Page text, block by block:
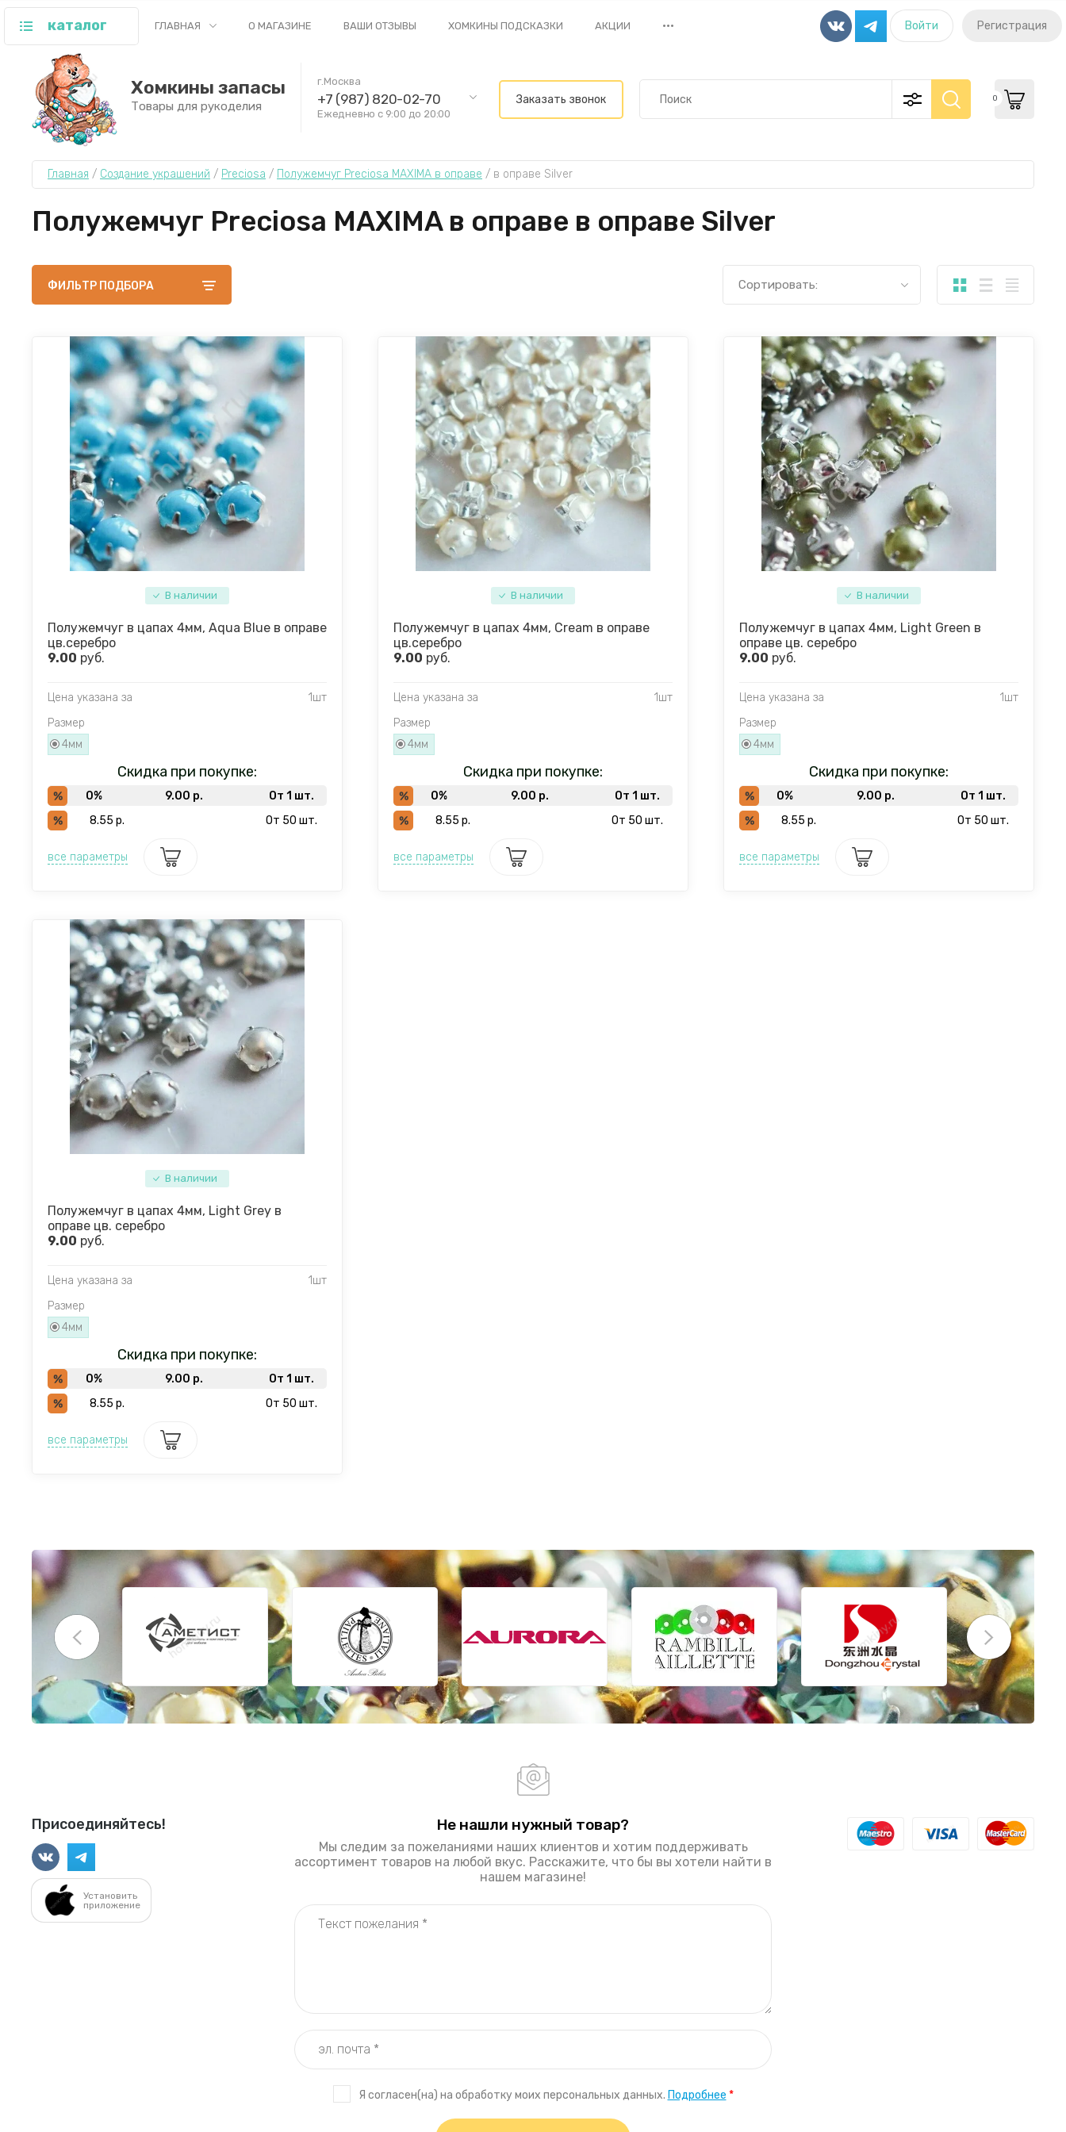
каталог ГЛАВНАЯ О МАГАЗИНЕ ВАШИ ОТЗЫВЫ ХОМКИНЫ ПОДСКАЗКИ АКЦИИ ••• Войти Регистрация
Хомкины запасы
Товары для рукоделия
г.Москва
+7 (987) 820-02-70
Ежедневно с 9:00 до 20:00
Заказать звонок 0
Главная / Создание украшений / Preciosa / Полужемчуг Preciosa MAXIMA в оправе / в оправе Silver
Полужемчуг Preciosa MAXIMA в оправе в оправе Silver
ФИЛЬТР ПОДБОРА Сортировать:
В наличии
Полужемчуг в цапах 4мм, Aqua Blue в оправе
цв.серебро
9.00 руб.
Цена указана за
1шт
Размер
4мм
Скидка при покупке:
0% 9.00 р.
От 1 шт.
8.55 р. От 50 шт.
все параметры
В наличии
Полужемчуг в цапах 4мм, Cream в оправе
цв.серебро
9.00 руб.
Цена указана за
1шт
Размер
4мм
Скидка при покупке:
0% 9.00 р.
От 1 шт.
8.55 р. От 50 шт.
все параметры
В наличии
Полужемчуг в цапах 4мм, Light Green в
оправе цв. серебро
9.00 руб.
Цена указана за
1шт
Размер
4мм
Скидка при покупке:
0% 9.00 р.
От 1 шт.
8.55 р. От 50 шт.
все параметры
В наличии
Полужемчуг в цапах 4мм, Light Grey в
оправе цв. серебро
9.00 руб.
Цена указана за
1шт
Размер
4мм
Скидка при покупке:
0% 9.00 р.
От 1 шт.
8.55 р. От 50 шт.
все параметры
Присоединяйтесь!
Установить
приложение
Не нашли нужный товар?
Мы следим за пожеланиями наших клиентов и хотим поддерживать
ассортимент товаров на любой вкус. Расскажите, что бы вы хотели найти в
нашем магазине!
Я согласен(на) на обработку моих персональных данных. Подробнее *